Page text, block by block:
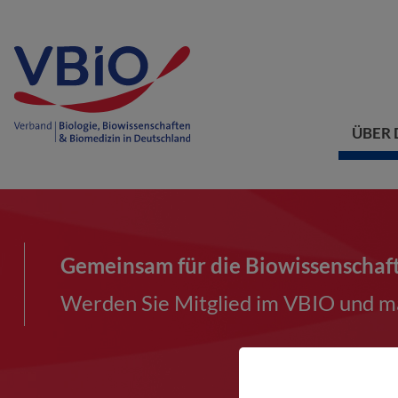
ÜBER
Gemeinsam für die
Werden Sie Mitglied im VBIO und